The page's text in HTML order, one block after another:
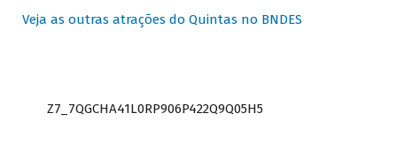
Veja as outras atrações do Quintas no BNDES
Z7_7QGCHA41L0RP906P422Q9Q05H5